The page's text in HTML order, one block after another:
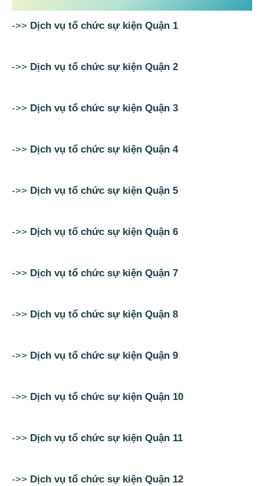
->> Dịch vụ tổ chức sự kiện Quận 1
->> Dịch vụ tổ chức sự kiện Quận 2
->> Dịch vụ tổ chức sự kiện Quận 3
->> Dịch vụ tổ chức sự kiện Quận 4
->> Dịch vụ tổ chức sự kiện Quận 5
->> Dịch vụ tổ chức sự kiện Quận 6
->> Dịch vụ tổ chức sự kiện Quận 7
->> Dịch vụ tổ chức sự kiện Quận 8
->> Dịch vụ tổ chức sự kiện Quận 9
->> Dịch vụ tổ chức sự kiện Quận 10
->> Dịch vụ tổ chức sự kiện Quận 11
->> Dịch vụ tổ chức sự kiện Quận 12